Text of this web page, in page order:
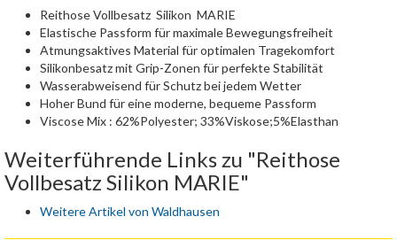
Reithose Vollbesatz Silikon MARIE
Elastische Passform für maximale Bewegungsfreiheit
Atmungsaktives Material für optimalen Tragekomfort
Silikonbesatz mit Grip-Zonen für perfekte Stabilität
Wasserabweisend für Schutz bei jedem Wetter
Hoher Bund für eine moderne, bequeme Passform
Viscose Mix : 62%Polyester; 33%Viskose;5%Elasthan
Weiterführende Links zu "Reithose
Vollbesatz Silikon MARIE"
Weitere Artikel von Waldhausen